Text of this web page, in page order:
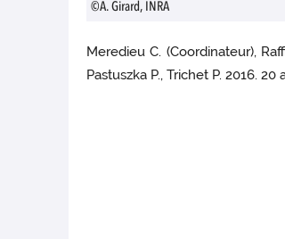
©A. Girard, INRA
Meredieu C. (Coordinateur),
Pastuszka P., Trichet P. 2016.